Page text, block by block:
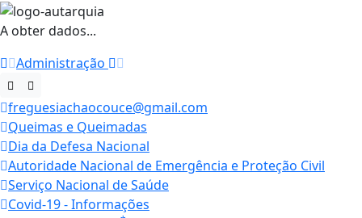
A obter dados...
Administração
freguesiachaocouce@gmail.com
Queimas e Queimadas
Dia da Defesa Nacional
Autoridade Nacional de Emergência e Proteção Civil
Serviço Nacional de Saúde
Covid-19 - Informações